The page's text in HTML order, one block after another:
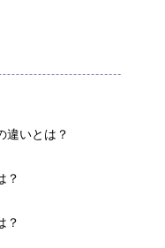
違いとは？
？
？